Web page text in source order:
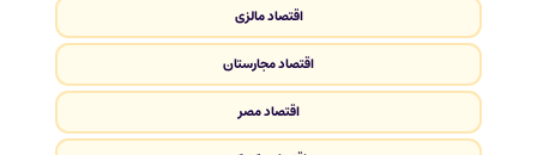
اقتصاد مالزی
اقتصاد مجارستان
اقتصاد مصر